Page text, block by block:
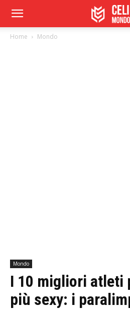
Home Mondo
Mondo
I 10 migliori atleti
più sexy: i